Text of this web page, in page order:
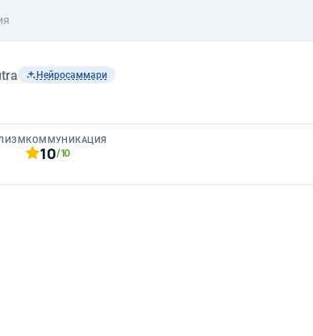
Нейросаммари
КОММУНИКАЦИЯ
10/10